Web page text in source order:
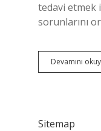
tedavi etmek
sorunlarını
Devamını
Sitemap